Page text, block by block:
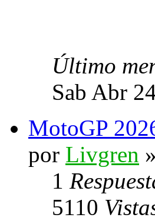
Último
Sab Abr
MotoGP
por Livgren
1
5110